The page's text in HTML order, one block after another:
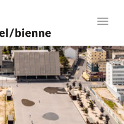
Toggle